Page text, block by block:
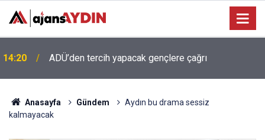
13:34 Koçarlı’ya 4,2 milyonluk içme suyu yatırımı
Anasayfa Gündem
Aydın bu drama sessiz
kalmayacak